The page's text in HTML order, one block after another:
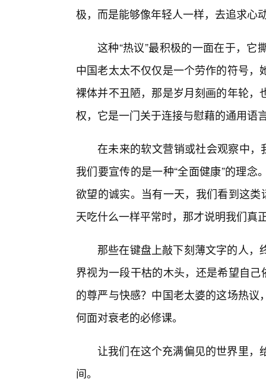
极，而是能够像年轻人一样，去追求心
这种“热议”最积极的一面在于，
中国老太太不仅仅是一个劳作的符号
裸体并不丑陋，那是岁月刻画的年轮
权，它是一门关于连接与慰藉的通用语
在未来的软文营销或社会观察中，
我们要宣传的是一种“全面健康”的理
欲望的诚实。当有一天，我们看到这
天吃什么一样平常时，那才说明我们真
那些在键盘上敲下刻薄文字的人
界视为一段干枯的木头，还是希望自
的尊严与快感？中国老太婆的这场热
何面对衰老的必修课。
让我们在这个充满偏见的世界里，
间。